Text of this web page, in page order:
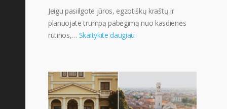
Jeigu pasiilgote jūros, egzotiškų kraštų ir
planuojate trumpą pabėgimą nuo kasdienės
rutinos,… Skaitykite daugiau